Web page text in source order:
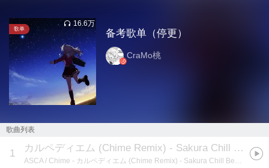
歌单
16.6万
备考歌单（停更）
CraMo桃
歌曲列表
1 カルペディエム (Chime Remix) - Sakura Chill Beats Singles
ASCA / Chime - カルペディエム (Chime Remix) - Sakura Chill Beats Singles